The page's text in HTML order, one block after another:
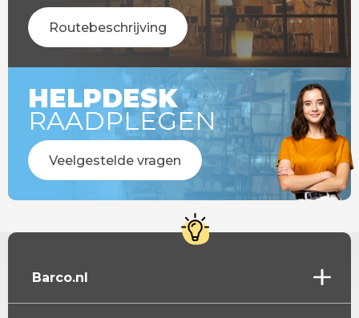
Routebeschrijving
HELPDESK
RAADPLEGEN
Veelgestelde vragen
Barco.nl